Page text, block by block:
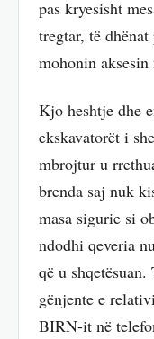
pas kryesisht
tregtar, të
mohonin
Kjo heshtje dhe
ekskavatorët i
mbrojtur u
brenda saj nuk
masa sigurie si
ndodhi qeveria
që u
gënjente e
BIRN-it në